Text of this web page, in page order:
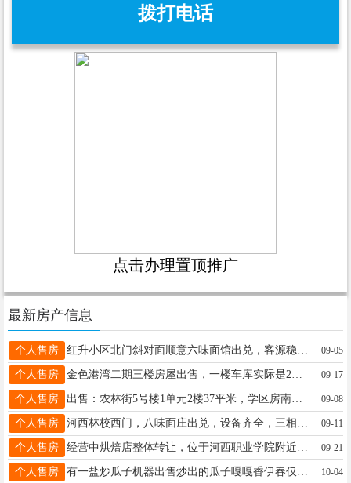
拨打电话
点击办理置顶推广
最新房产信息
个人售房 09-05
个人售房 09-17
个人售房 出售：农林街5号楼1单元2楼37平米，学区房南郡小学 六中、精装修家电齐全 拎包入住，电话15245886664 09-08
个人售房 09-11
个人售房 09-21
个人售房 10-04